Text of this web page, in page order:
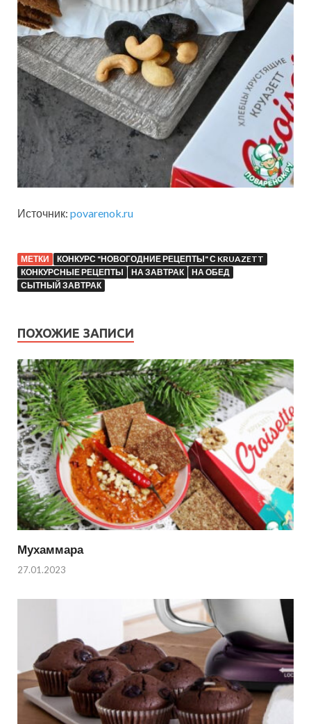
Источник: povarenok.ru
МЕТКИ
КОНКУРС "НОВОГОДНИЕ РЕЦЕПТЫ" С KRUAZETT
КОНКУРСНЫЕ РЕЦЕПТЫ
НА ЗАВТРАК
НА ОБЕД
СЫТНЫЙ ЗАВТРАК
ПОХОЖИЕ ЗАПИСИ
Мухаммара
27.01.2023